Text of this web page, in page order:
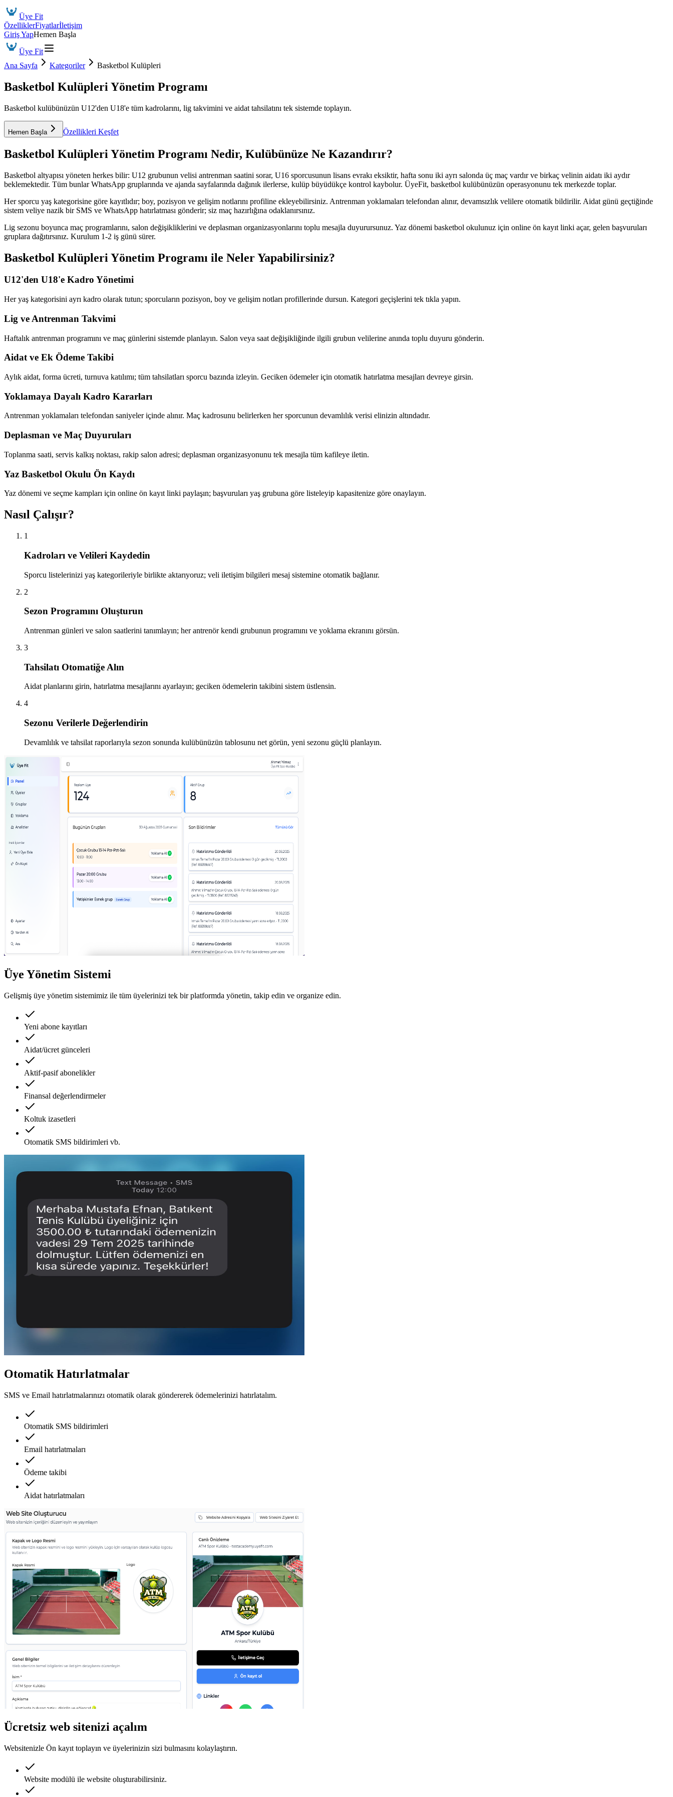
Üye Fit
ÖzelliklerFiyatlarİletişim
Giriş YapHemen Başla
Üye Fit
Ana Sayfa
Kategoriler Basketbol Kulüpleri
Basketbol Kulüpleri Yönetim Programı
Basketbol kulübünüzün U12'den U18'e tüm kadrolarını, lig takvimini ve aidat tahsilatını tek sistemde toplayın.
Hemen Başla Özellikleri Keşfet
Basketbol Kulüpleri Yönetim Programı Nedir, Kulübünüze Ne Kazandırır?
Basketbol altyapısı yöneten herkes bilir: U12 grubunun velisi antrenman saatini sorar, U16 sporcusunun lisans evrakı eksiktir, hafta sonu iki ayrı salonda üç maç vardır ve birkaç velinin aidatı iki aydır
beklemektedir. Tüm bunlar WhatsApp gruplarında ve ajanda sayfalarında dağınık ilerlerse, kulüp büyüdükçe kontrol kaybolur. ÜyeFit, basketbol kulübünüzün operasyonunu tek merkezde toplar.
Her sporcu yaş kategorisine göre kayıtlıdır; boy, pozisyon ve gelişim notlarını profiline ekleyebilirsiniz. Antrenman yoklamaları telefondan alınır, devamsızlık velilere otomatik bildirilir. Aidat günü geçtiğinde
sistem veliye nazik bir SMS ve WhatsApp hatırlatması gönderir; siz maç hazırlığına odaklanırsınız.
Lig sezonu boyunca maç programlarını, salon değişikliklerini ve deplasman organizasyonlarını toplu mesajla duyurursunuz. Yaz dönemi basketbol okulunuz için online ön kayıt linki açar, gelen başvuruları
gruplara dağıtırsınız. Kurulum 1-2 iş günü sürer.
Basketbol Kulüpleri Yönetim Programı ile Neler Yapabilirsiniz?
U12'den U18'e Kadro Yönetimi
Her yaş kategorisini ayrı kadro olarak tutun; sporcuların pozisyon, boy ve gelişim notları profillerinde dursun. Kategori geçişlerini tek tıkla yapın.
Lig ve Antrenman Takvimi
Haftalık antrenman programını ve maç günlerini sistemde planlayın. Salon veya saat değişikliğinde ilgili grubun velilerine anında toplu duyuru gönderin.
Aidat ve Ek Ödeme Takibi
Aylık aidat, forma ücreti, turnuva katılımı; tüm tahsilatları sporcu bazında izleyin. Geciken ödemeler için otomatik hatırlatma mesajları devreye girsin.
Yoklamaya Dayalı Kadro Kararları
Antrenman yoklamaları telefondan saniyeler içinde alınır. Maç kadrosunu belirlerken her sporcunun devamlılık verisi elinizin altındadır.
Deplasman ve Maç Duyuruları
Toplanma saati, servis kalkış noktası, rakip salon adresi; deplasman organizasyonunu tek mesajla tüm kafileye iletin.
Yaz Basketbol Okulu Ön Kaydı
Yaz dönemi ve seçme kampları için online ön kayıt linki paylaşın; başvuruları yaş grubuna göre listeleyip kapasitenize göre onaylayın.
Nasıl Çalışır?
1
Kadroları ve Velileri Kaydedin
Sporcu listelerinizi yaş kategorileriyle birlikte aktarıyoruz; veli iletişim bilgileri mesaj sistemine otomatik bağlanır.
2
Sezon Programını Oluşturun
Antrenman günleri ve salon saatlerini tanımlayın; her antrenör kendi grubunun programını ve yoklama ekranını görsün.
3
Tahsilatı Otomatiğe Alın
Aidat planlarını girin, hatırlatma mesajlarını ayarlayın; geciken ödemelerin takibini sistem üstlensin.
4
Sezonu Verilerle Değerlendirin
Devamlılık ve tahsilat raporlarıyla sezon sonunda kulübünüzün tablosunu net görün, yeni sezonu güçlü planlayın.
Üye Yönetim Sistemi
Gelişmiş üye yönetim sistemimiz ile tüm üyelerinizi tek bir platformda yönetin, takip edin ve organize edin.
Yeni abone kayıtları
Aidat/ücret günceleri
Aktif-pasif abonelikler
Finansal değerlendirmeler
Koltuk izasetleri
Otomatik SMS bildirimleri vb.
Otomatik Hatırlatmalar
SMS ve Email hatırlatmalarınızı otomatik olarak göndererek ödemelerinizi hatırlatalım.
Otomatik SMS bildirimleri
Email hatırlatmaları
Ödeme takibi
Aidat hatırlatmaları
Ücretsiz web sitenizi açalım
Websitenizle Ön kayıt toplayın ve üyelerinizin sizi bulmasını kolaylaştırın.
Website modülü ile website oluşturabilirsiniz.